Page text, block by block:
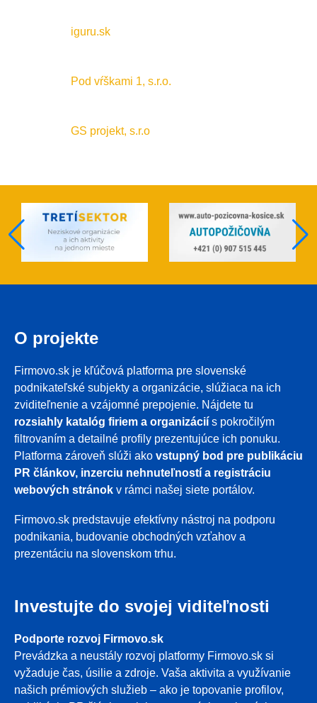
iguru.sk
Pod vŕškami 1, s.r.o.
GS projekt, s.r.o
O projekte
Firmovo.sk je kľúčová platforma pre slovenské
podnikateľské subjekty a organizácie, slúžiaca na ich
zviditeľnenie a vzájomné prepojenie. Nájdete tu
rozsiahly katalóg firiem a organizácií s pokročilým
filtrovaním a detailné profily prezentujúce ich ponuku.
Platforma zároveň slúži ako vstupný bod pre publikáciu
PR článkov, inzerciu nehnuteľností a registráciu
webových stránok v rámci našej siete portálov.
Firmovo.sk predstavuje efektívny nástroj na podporu
podnikania, budovanie obchodných vzťahov a
prezentáciu na slovenskom trhu.
Investujte do svojej viditeľnosti
Podporte rozvoj Firmovo.sk
Prevádzka a neustály rozvoj platformy Firmovo.sk si
vyžaduje čas, úsilie a zdroje. Vaša aktivita a využívanie
našich prémiových služieb – ako je topovanie profilov,